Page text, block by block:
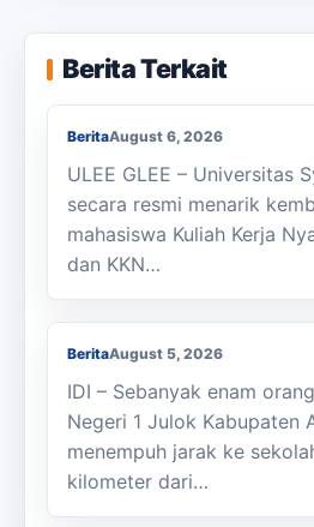
Berita Terkait
KKN Usai, KOSI USK
Masyarakat Bandar Dua
BeritaAugust 6, 2026
ULEE GLEE – Universitas
secara resmi menarik
mahasiswa Kuliah Kerja
dan KKN…
Berjalan Kaki ke Sekolah,
SMAN 1 Julok Butuh
BeritaAugust 5, 2026
IDI – Sebanyak enam
Negeri 1 Julok Kabupaten
menempuh jarak ke
kilometer dari…
Membanggakan, Siswa
Raih Juara LKS Nasional